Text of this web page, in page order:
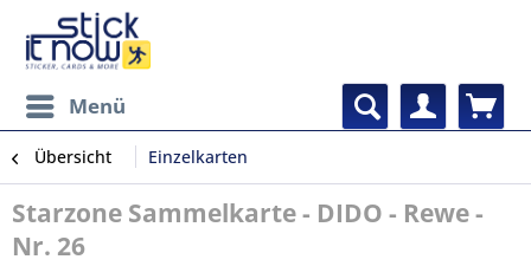
Menü
Übersicht Einzelkarten
Starzone Sammelkarte - DIDO - Rewe -
Nr. 26